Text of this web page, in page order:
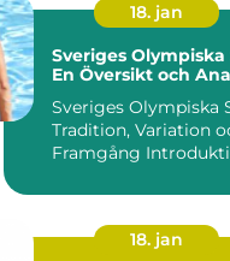
18. jan
Sveriges Olympiska
En Översikt och
Sveriges Olympiska
Tradition, Variation
18. jan